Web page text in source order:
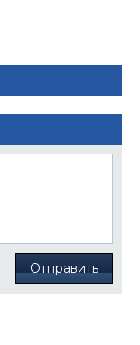
Отправить